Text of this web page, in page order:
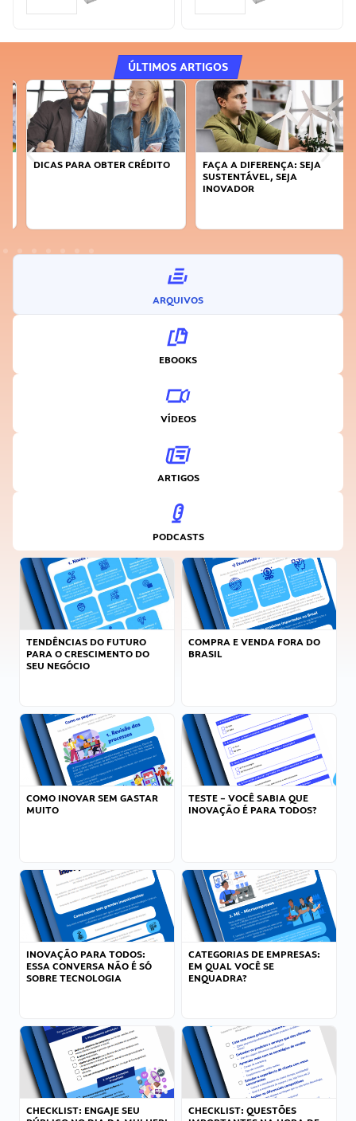
ÚLTIMOS ARTIGOS
DICAS PARA OBTER CRÉDITO
FAÇA A DIFERENÇA: SEJA
SUSTENTÁVEL, SEJA
INOVADOR
ARQUIVOS
EBOOKS
VÍDEOS
ARTIGOS
PODCASTS
TENDÊNCIAS DO FUTURO
PARA O CRESCIMENTO DO
SEU NEGÓCIO
COMPRA E VENDA FORA DO
BRASIL
COMO INOVAR SEM GASTAR
MUITO
TESTE – VOCÊ SABIA QUE
INOVAÇÃO É PARA TODOS?
INOVAÇÃO PARA TODOS:
ESSA CONVERSA NÃO É SÓ
SOBRE TECNOLOGIA
CATEGORIAS DE EMPRESAS:
EM QUAL VOCÊ SE
ENQUADRA?
CHECKLIST: ENGAJE SEU
CHECKLIST: QUESTÕES